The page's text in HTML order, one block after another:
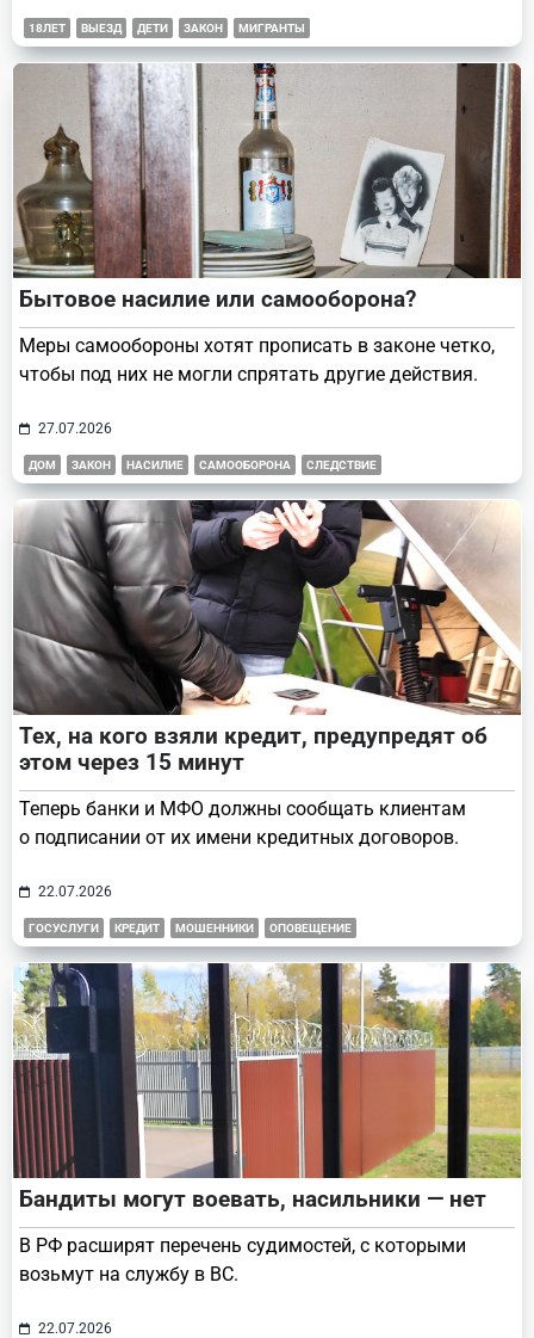
18ЛЕТ ВЫЕЗД ДЕТИ ЗАКОН МИГРАНТЫ
Бытовое насилие или самооборона?
Меры самообороны хотят прописать в законе четко,
чтобы под них не могли спрятать другие действия.
27.07.2026
ДОМ ЗАКОН НАСИЛИЕ САМООБОРОНА СЛЕДСТВИЕ
Тех, на кого взяли кредит, предупредят об
этом через 15 минут
Теперь банки и МФО должны сообщать клиентам
о подписании от их имени кредитных договоров.
22.07.2026
ГОСУСЛУГИ КРЕДИТ МОШЕННИКИ ОПОВЕЩЕНИЕ
Бандиты могут воевать, насильники — нет
В РФ расширят перечень судимостей, с которыми
возьмут на службу в ВС.
22.07.2026